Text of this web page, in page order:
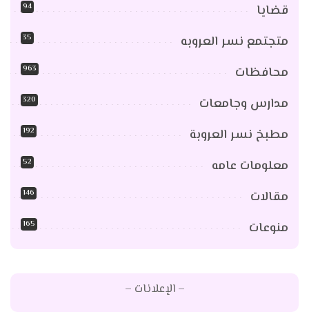
قضايا 94
متجتمع نسر العروبه 35
محافظات 963
مدارس وجامعات 320
مطبخ نسر العروبة 192
معلومات عامه 52
مقالات 146
منوعات 165
– الإعلانات –